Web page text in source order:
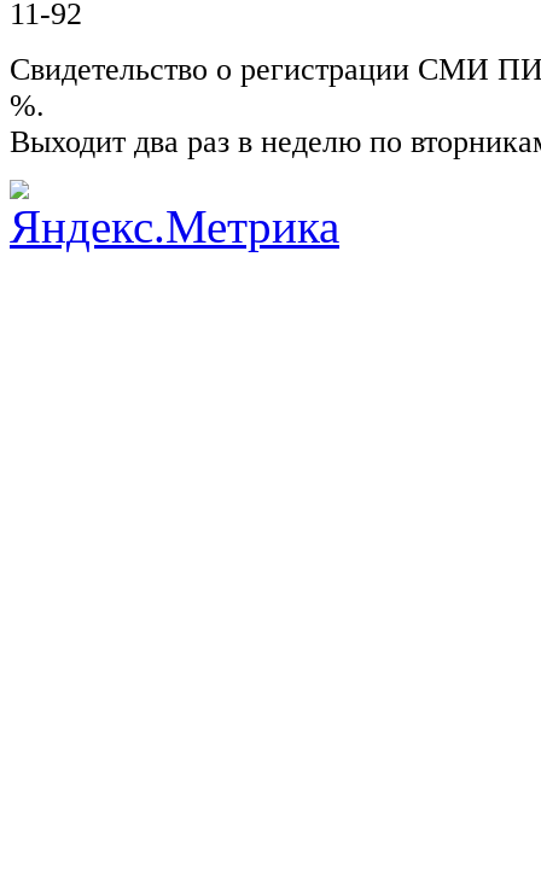
11-92
Свидетельство о регистрации СМИ
%.
Выходит два раз в неделю по